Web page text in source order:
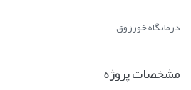
درمانگاه خورزوق
مشخصات پروژه